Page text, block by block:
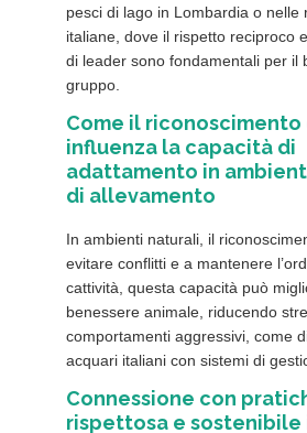
pesci di lago in Lombardia o nelle
italiane, dove il rispetto reciproco
di leader sono fondamentali per il
gruppo.
Come il riconoscimento
influenza la capacità di
adattamento in
di allevamento
In ambienti naturali, il
evitare conflitti e a mantenere
cattività, questa capacità può
benessere animale, riducendo
comportamenti aggressivi, come
acquari italiani con sistemi di
Connessione con
rispettosa e sostenibile